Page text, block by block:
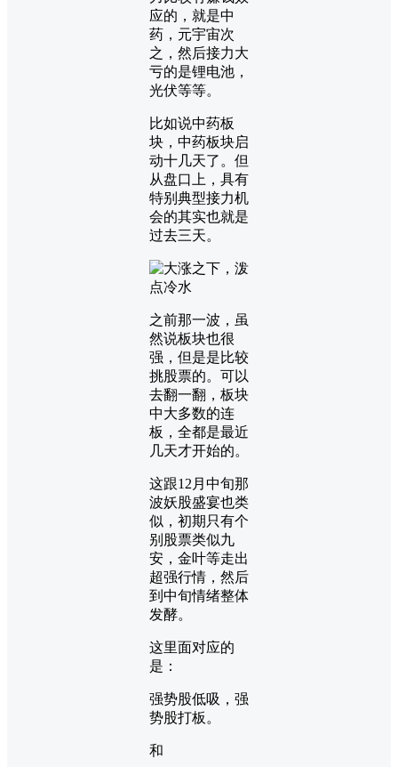
应的，就是中
药，元宇宙次
之，然后接力大
亏的是锂电池，
光伏等等。
比如说中药板
块，中药板块启
动十几天了。但
从盘口上，具有
特别典型接力机
会的其实也就是
过去三天。
之前那一波，虽
然说板块也很
强，但是是比较
挑股票的。可以
去翻一翻，板块
中大多数的连
板，全都是最近
几天才开始的。
这跟12月中旬那
波妖股盛宴也类
似，初期只有个
别股票类似九
安，金叶等走出
超强行情，然后
到中旬情绪整体
发酵。
这里面对应的
是：
强势股低吸，强
势股打板。
和